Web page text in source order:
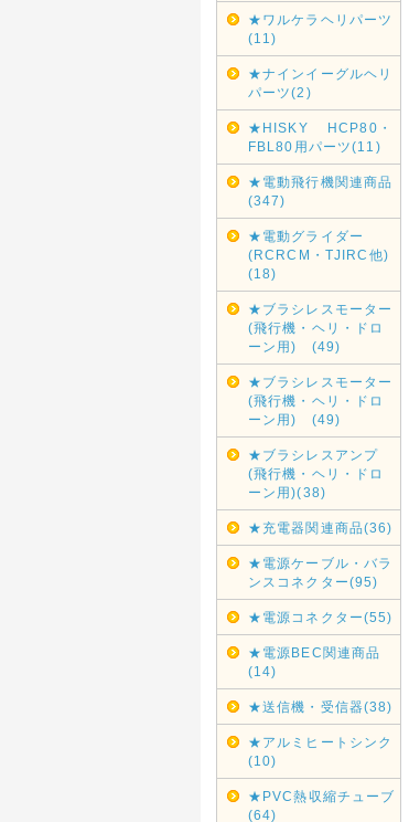
★ワルケラヘリパーツ
(11)
★ナインイーグルヘリ
パーツ(2)
★HISKY HCP80・
FBL80用パーツ(11)
★電動飛行機関連商品
(347)
★電動グライダー
(RCRCM・TJIRC他)
(18)
★ブラシレスモーター
(飛行機・ヘリ・ドロ
ーン用) (49)
★ブラシレスモーター
(飛行機・ヘリ・ドロ
ーン用) (49)
★ブラシレスアンプ
(飛行機・ヘリ・ドロ
ーン用)(38)
★充電器関連商品(36)
★電源ケーブル・バラ
ンスコネクター(95)
★電源コネクター(55)
★電源BEC関連商品
(14)
★送信機・受信器(38)
★アルミヒートシンク
(10)
★PVC熱収縮チューブ
(64)